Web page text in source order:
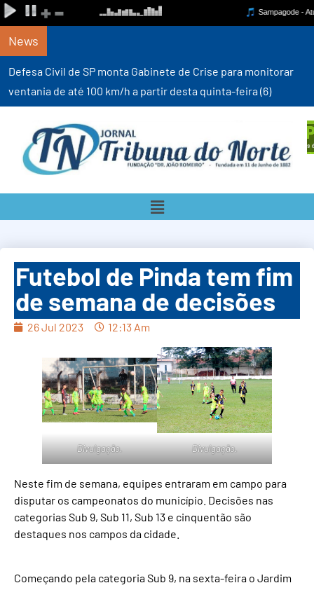
News
Defesa Civil de SP monta Gabinete de Crise para monitorar
ventania de até 100 km/h a partir desta quinta-feira (6)
Futebol de Pinda tem fim
de semana de decisões
26 Jul 2023 12:13 Am
Divulgação. Divulgação.
Neste fim de semana, equipes entraram em campo para
disputar os campeonatos do município. Decisões nas
categorias Sub 9, Sub 11, Sub 13 e cinquentão são
destaques nos campos da cidade.
Começando pela categoria Sub 9, na sexta-feira o Jardim